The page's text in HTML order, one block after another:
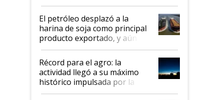
El petróleo desplazó a la
harina de soja como principal
producto exportado, y aún así
el agro aportó casi seis de cada
diez dólares y sostuvo el
liderazgo en un semestre
récord
Récord para el agro: la
actividad llegó a su máximo
histórico impulsada por la
cosecha y las exportaciones